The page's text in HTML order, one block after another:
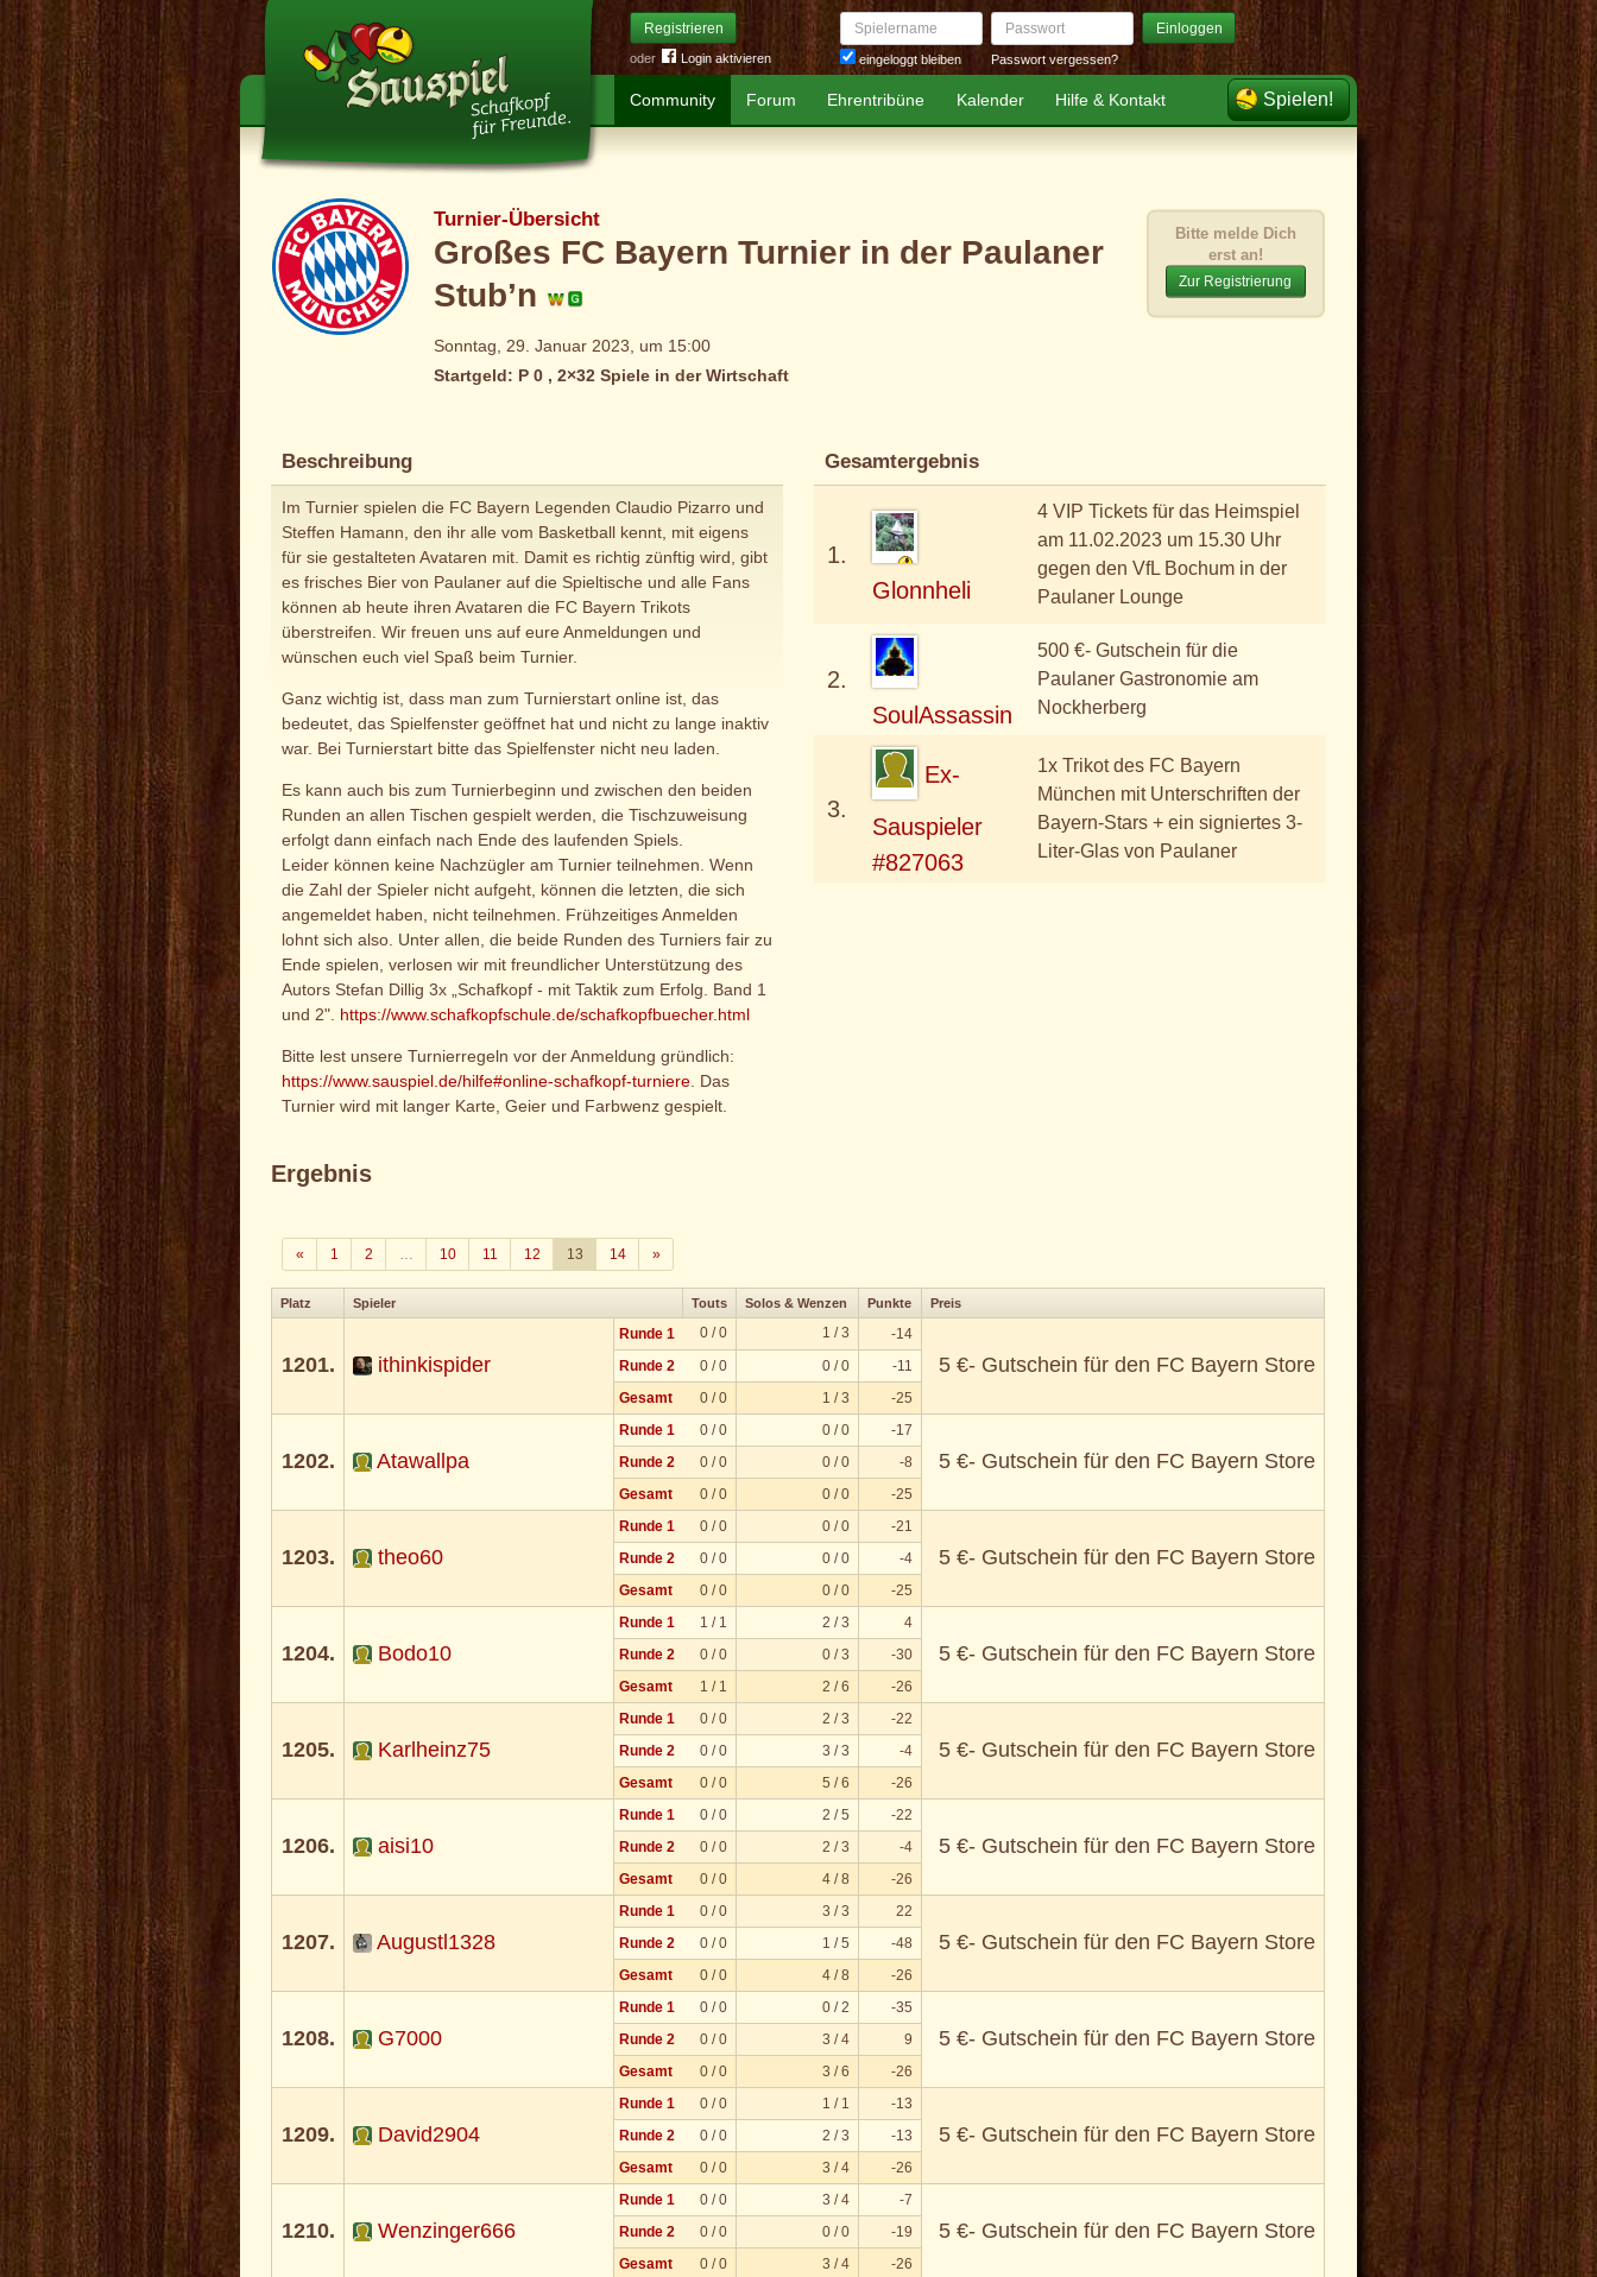
Registrieren
oder Login aktivieren
Spielername
eingeloggt bleiben
Passwort Einloggen
Passwort vergessen?
Community Forum Ehrentribüne Kalender Hilfe & Kontakt Spielen!
Turnier-Übersicht
Großes FC Bayern Turnier in der Paulaner
Stub’n
Sonntag, 29. Januar 2023, um 15:00
Startgeld: P 0 , 2×32 Spiele in der Wirtschaft
Bitte melde Dich
erst an!
Zur Registrierung
Beschreibung
Im Turnier spielen die FC Bayern Legenden Claudio Pizarro und
Steffen Hamann, den ihr alle vom Basketball kennt, mit eigens
für sie gestalteten Avataren mit. Damit es richtig zünftig wird, gibt
es frisches Bier von Paulaner auf die Spieltische und alle Fans
können ab heute ihren Avataren die FC Bayern Trikots
überstreifen. Wir freuen uns auf eure Anmeldungen und
wünschen euch viel Spaß beim Turnier.
Ganz wichtig ist, dass man zum Turnierstart online ist, das
bedeutet, das Spielfenster geöffnet hat und nicht zu lange inaktiv
war. Bei Turnierstart bitte das Spielfenster nicht neu laden.
Es kann auch bis zum Turnierbeginn und zwischen den beiden
Runden an allen Tischen gespielt werden, die Tischzuweisung
erfolgt dann einfach nach Ende des laufenden Spiels.
Leider können keine Nachzügler am Turnier teilnehmen. Wenn
die Zahl der Spieler nicht aufgeht, können die letzten, die sich
angemeldet haben, nicht teilnehmen. Frühzeitiges Anmelden
lohnt sich also. Unter allen, die beide Runden des Turniers fair zu
Ende spielen, verlosen wir mit freundlicher Unterstützung des
Autors Stefan Dillig 3x „Schafkopf - mit Taktik zum Erfolg. Band 1
und 2". https://www.schafkopfschule.de/schafkopfbuecher.html
Bitte lest unsere Turnierregeln vor der Anmeldung gründlich:
https://www.sauspiel.de/hilfe#online-schafkopf-turniere. Das
Turnier wird mit langer Karte, Geier und Farbwenz gespielt.
Gesamtergebnis
1.
Glonnheli
4 VIP Tickets für das Heimspiel
am 11.02.2023 um 15.30 Uhr
gegen den VfL Bochum in der
Paulaner Lounge
2.
SoulAssassin
500 €- Gutschein für die
Paulaner Gastronomie am
Nockherberg
3.
Ex-
Sauspieler
#827063
1x Trikot des FC Bayern
München mit Unterschriften der
Bayern-Stars + ein signiertes 3-
Liter-Glas von Paulaner
Ergebnis
«Zurück
1 2 … 10 11 12 13 14 »Weiter
Platz Spieler Touts Solos & Wenzen Punkte Preis
1201. ithinkispider
Runde 1 0 / 0 1 / 3 -14
5 €- Gutschein für den FC Bayern Store
Runde 2 0 / 0 0 / 0
-11
Gesamt
0 / 0 1 / 3 -25
1202. Atawallpa
Runde 1 0 / 0 0 / 0 -17
5 €- Gutschein für den FC Bayern Store
Runde 2 0 / 0 0 / 0
-8
Gesamt
0 / 0 0 / 0 -25
1203. theo60
Runde 1 0 / 0 0 / 0 -21
5 €- Gutschein für den FC Bayern Store
Runde 2 0 / 0 0 / 0
-4
Gesamt
0 / 0 0 / 0 -25
1204. Bodo10
Runde 1 1 / 1 2 / 3 4
5 €- Gutschein für den FC Bayern Store
Runde 2 0 / 0 0 / 3
-30
Gesamt
1 / 1 2 / 6 -26
1205. Karlheinz75
Runde 1 0 / 0 2 / 3 -22
5 €- Gutschein für den FC Bayern Store
Runde 2 0 / 0 3 / 3
-4
Gesamt
0 / 0 5 / 6 -26
1206. aisi10
Runde 1 0 / 0 2 / 5 -22
5 €- Gutschein für den FC Bayern Store
Runde 2 0 / 0 2 / 3
-4
Gesamt
0 / 0 4 / 8 -26
1207. Augustl1328
Runde 1 0 / 0 3 / 3 22
5 €- Gutschein für den FC Bayern Store
Runde 2 0 / 0 1 / 5
-48
Gesamt
0 / 0 4 / 8 -26
1208. G7000
Runde 1 0 / 0 0 / 2 -35
5 €- Gutschein für den FC Bayern Store
Runde 2 0 / 0 3 / 4
9
Gesamt
0 / 0 3 / 6 -26
1209. David2904
Runde 1 0 / 0 1 / 1 -13
5 €- Gutschein für den FC Bayern Store
Runde 2 0 / 0 2 / 3
-13
Gesamt
0 / 0 3 / 4 -26
1210. Wenzinger666
Runde 1 0 / 0 3 / 4 -7
5 €- Gutschein für den FC Bayern Store
Runde 2 0 / 0 0 / 0
-19
Gesamt
0 / 0 3 / 4 -26